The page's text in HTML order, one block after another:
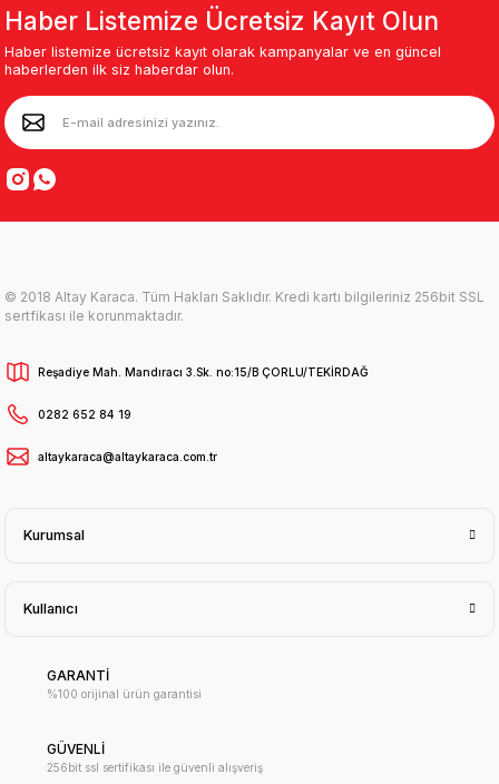
Haber Listemize Ücretsiz Kayıt Olun
Haber listemize ücretsiz kayıt olarak kampanyalar ve en güncel
haberlerden ilk siz haberdar olun.
© 2018 Altay Karaca. Tüm Hakları Saklıdır. Kredi kartı bilgileriniz 256bit SSL
sertfikası ile korunmaktadır.
Reşadiye Mah. Mandıracı 3.Sk. no:15/B ÇORLU/TEKİRDAĞ
0282 652 84 19
altaykaraca@altaykaraca.com.tr
Kurumsal
Kullanıcı
GARANTİ
%100 orijinal ürün garantisi
GÜVENLİ
256bit ssl sertifikası ile güvenli alışveriş